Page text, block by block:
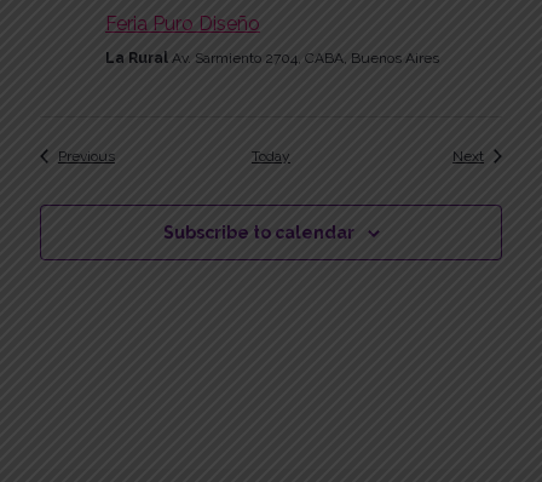
Feria Puro Diseño
La Rural Av. Sarmiento 2704, CABA, Buenos Aires
PreviousEvents Today NextEvents
Subscribe to calendar